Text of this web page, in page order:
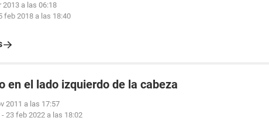
2013 a las 06:18
feb 2018 a las 18:40
en el lado izquierdo de la cabeza
2011 a las 17:57
- 23 feb 2022 a las 18:02